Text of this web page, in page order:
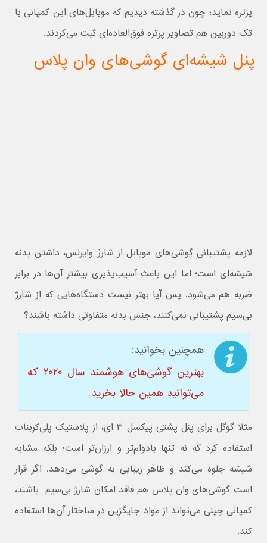
پرتره نماید؛ چون در گذشته دیدیم که موبایل‌های این کمپانی با
تک دوربین هم تصاویر پرتره فوق‌العاده‌ای ثبت می‌کردند.
پنل شیشه‌ای گوشی‌های وان پلاس
لازمه پشتیبانی گوشی‌های موبایل از شارژ وایرلس، داشتن بدنه
شیشه‌ای است؛ اما این باعث آسیب‌پذیری بیشتر آن‌ها در برابر
ضربه هم می‌شود. پس آیا بهتر نیست دستگاه‌هایی که از شارژ
بی‌سیم پشتیبانی نمی‌کنند، جنس بدنه متفاوتی داشته باشند؟
همچنین بخوانید:
بهترین گوشی‌های هوشمند سال ۲۰۲۰ که
می‌توانید همین حالا بخرید
مثلا گوگل برای پنل پشتی پیکسل ۳ ای، از پلاستیک پلی‌کربنات
استفاده کرد که نه تنها بادوام‌تر و ارزان‌تر است؛ بلکه مشابه
شیشه جلوه می‌کند و ظاهر زیبایی به گوشی می‌دهد. اگر قرار
است گوشی‌های وان پلاس هم فاقد امکان شارژ بی‌سیم باشند،
کمپانی چینی می‌تواند از مواد جایگزین در ساختار آن‌ها استفاده
کند.